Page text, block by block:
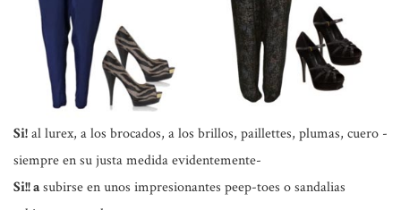
Si!al lurex, a los brocados, a los brillos, paillettes, plumas, cuero -
siempre en su justa medida evidentemente-
Si!! asubirse en unos impresionantes peep-toes o sandalias